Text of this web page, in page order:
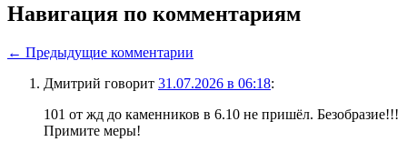
Навигация по комментариям
← Предыдущие комментарии
Дмитрий говорит 31.07.2026 в 06:18:
101 от жд до каменников в 6.10 не пришёл. Безобразие!!!
Примите меры!